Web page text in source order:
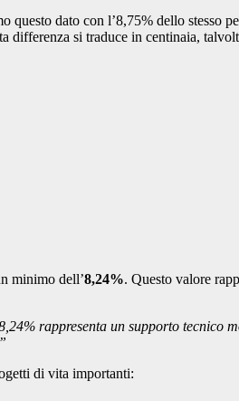
questo dato con l’8,75% dello stesso
differenza si traduce in centinaia,
minimo dell’8,24%. Questo valore
rappresenta un supporto tecnico
di vita importanti: